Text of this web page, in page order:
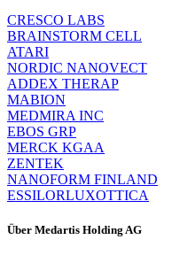
CRESCO LABS
BRAINSTORM CELL
ATARI
NORDIC NANOVECT
ADDEX THERAP
MABION
MEDMIRA INC
EBOS GRP
MERCK KGAA
ZENTEK
NANOFORM FINLAND
ESSILORLUXOTTICA
Über Medartis Holding AG